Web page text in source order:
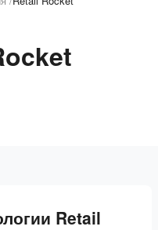
Retail